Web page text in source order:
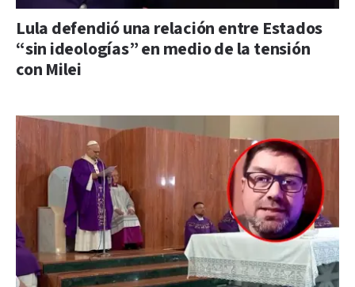
Lula defendió una relación entre Estados
“sin ideologías” en medio de la tensión
con Milei